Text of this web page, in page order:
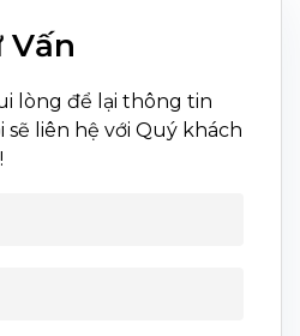
Vấn
lòng để lại thông tin
liên hệ với Quý khách